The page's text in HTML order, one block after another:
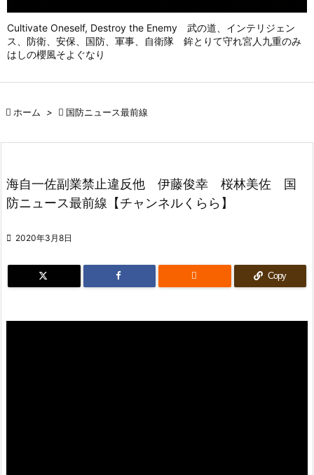
Cultivate Oneself, Destroy the Enemy 武の道、インテリジェン
ス、防衛、安保、国防、軍事、自衛隊 鉾とりて守れ宮人九重のみ
はしの櫻風そよぐなり
 ホーム >  国防ニュース最前線
海自一佐副業禁止違反他 伊藤俊幸 桜林美佐 国
防ニュース最前線【チャンネルくらら】
 2020年3月8日
 Copy